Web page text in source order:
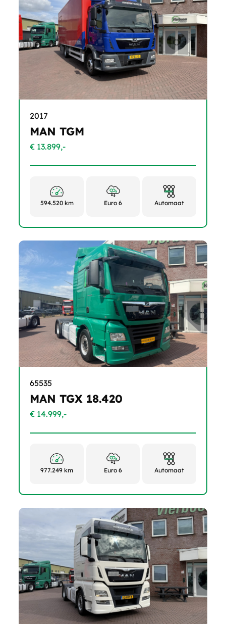
2017
MAN TGM
€ 13.899,-
594.520 km Euro 6 Automaat
65535
MAN TGX 18.420
€ 14.999,-
977.249 km Euro 6 Automaat